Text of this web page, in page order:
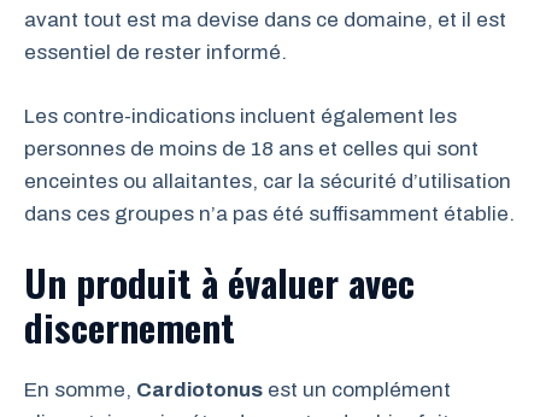
avant tout est ma devise dans ce domaine, et il est
essentiel de rester informé.
Les contre-indications incluent également les
personnes de moins de 18 ans et celles qui sont
enceintes ou allaitantes, car la sécurité d’utilisation
dans ces groupes n’a pas été suffisamment établie.
Un produit à évaluer avec
discernement
En somme, Cardiotonus est un complément